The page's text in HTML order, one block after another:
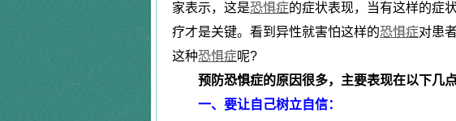
|
|
恐惧症
黄女士 焦虑症 山东省东营市
林先生 神经衰弱症 山东省泰安市
刘同学 抑郁症 山东省日照市
程女士 抑郁失眠
家表示，这是恐惧症的症状表现，当有这样的症
疗才是关键。看到异性就害怕这样的恐惧症对患
这种恐惧症呢?
预防恐惧症的原因很多，主要表现在以下几点
一、要让自己树立自信：